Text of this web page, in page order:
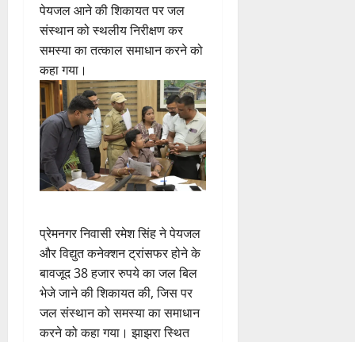
पेयजल आने की शिकायत पर जल
संस्थान को स्थलीय निरीक्षण कर
समस्या का तत्काल समाधान करने को
कहा गया।
प्रेमनगर निवासी रमेश सिंह ने पेयजल
और विद्युत कनेक्शन ट्रांसफर होने के
बावजूद 38 हजार रुपये का जल बिल
भेजे जाने की शिकायत की, जिस पर
जल संस्थान को समस्या का समाधान
करने को कहा गया। झाझरा स्थित